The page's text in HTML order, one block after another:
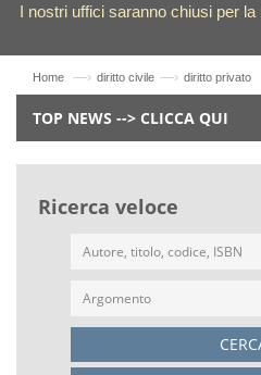
I nostri uffici saranno chiusi per
Home —› diritto civile —› diritto privato
TOP NEWS --> CLICCA QUI
Ricerca veloce